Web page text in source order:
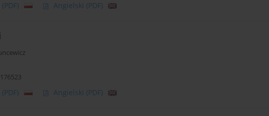
(PDF) Angielski (PDF)
(PDF) Angielski (PDF)